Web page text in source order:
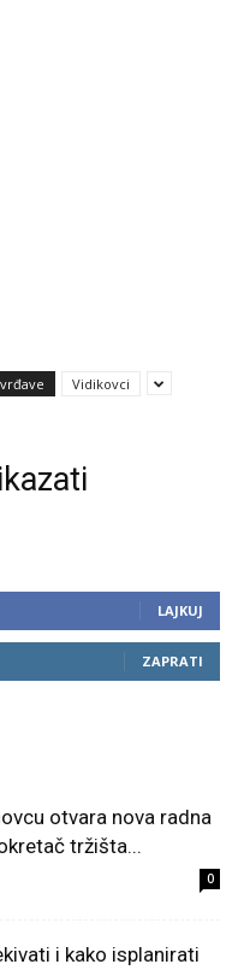
Vidikovci
LAJKUJ
ZAPRATI
otvara nova radna
tržišta...
0
i kako isplanirati